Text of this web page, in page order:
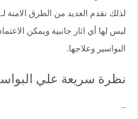
لذلك نقدم العديد من الطرق الامنة
ليس لها أي اثار جانبية ويمكن
البواسير وعلاجها.
نظرة سريعة علي
–